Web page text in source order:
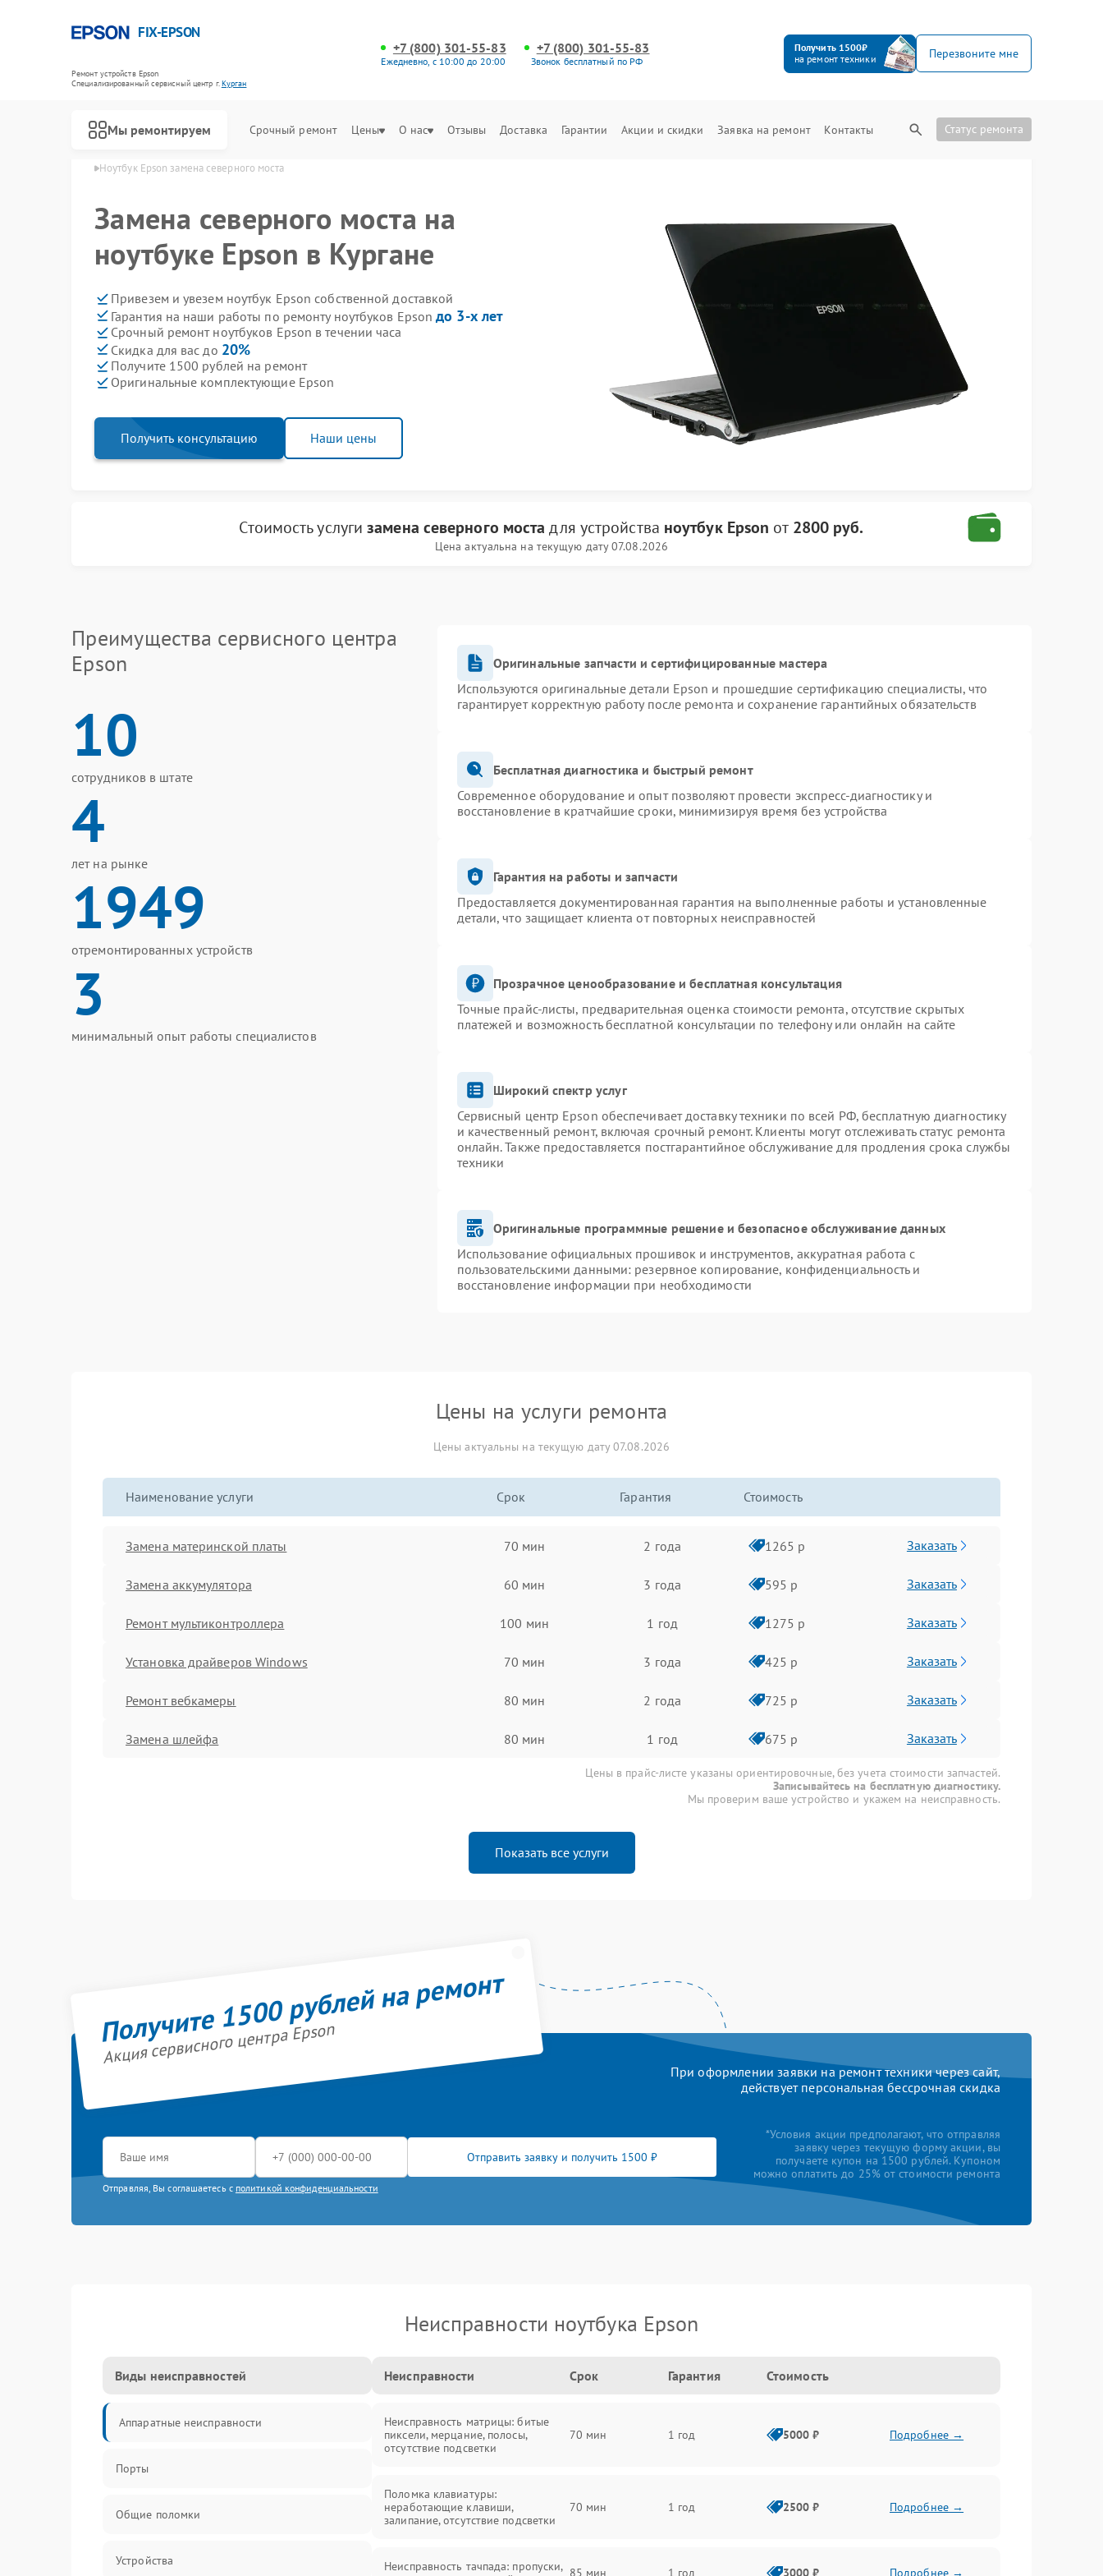
FIX-EPSON
Ремонт устройств Epson
Специализированный cервисный центр г.Курган
+7 (800) 301-55-83
Ежедневно, с 10:00 до 20:00
+7 (800) 301-55-83
Звонок бесплатный по РФ
Получить 1500₽
на ремонт техники
Перезвоните мне
Мы ремонтируем Срочный ремонт Цены О нас Отзывы Доставка Гарантии Акции и скидки Заявка на ремонт Контакты Статус ремонта
Ноутбук Epson замена северного моста
Замена северного моста на
ноутбуке Epson в Кургане
Привезем и увезем ноутбук Epson собственной доставкой
Гарантия на наши работы по ремонту ноутбуков Epsonдо 3-х лет
Срочный ремонт ноутбуков Epson в течении часа
Скидка для вас до 20%
Получите 1500 рублей на ремонт
Оригинальные комплектующие Epson
Получить консультацию Наши цены
Стоимость услугизамена северного моста для устройства ноутбук Epson от 2800 руб.
Цена актуальна на текущую дату 07.08.2026
Преимущества сервисного центра
Epson
10
сотрудников в штате
4
лет на рынке
1949
отремонтированных устройств
3
минимальный опыт работы специалистов
Оригинальные запчасти и сертифицированные мастера
Используются оригинальные детали Epson и прошедшие сертификацию специалисты, что
гарантирует корректную работу после ремонта и сохранение гарантийных обязательств
Бесплатная диагностика и быстрый ремонт
Современное оборудование и опыт позволяют провести экспресс-диагностику и
восстановление в кратчайшие сроки, минимизируя время без устройства
Гарантия на работы и запчасти
Предоставляется документированная гарантия на выполненные работы и установленные
детали, что защищает клиента от повторных неисправностей
Прозрачное ценообразование и бесплатная консультация
Точные прайс-листы, предварительная оценка стоимости ремонта, отсутствие скрытых
платежей и возможность бесплатной консультации по телефону или онлайн на сайте
Широкий спектр услуг
Сервисный центр Epson обеспечивает доставку техники по всей РФ, бесплатную диагностику
и качественный ремонт, включая срочный ремонт. Клиенты могут отслеживать статус ремонта
онлайн. Также предоставляется постгарантийное обслуживание для продления срока службы
техники
Оригинальные программные решение и безопасное обслуживание данных
Использование официальных прошивок и инструментов, аккуратная работа с
пользовательскими данными: резервное копирование, конфиденциальность и
восстановление информации при необходимости
Цены на услуги ремонта
Цены актуальны на текущую дату 07.08.2026
Наименование услуги Срок Гарантия Стоимость
Замена материнской платы 70 мин 2 года 1265 р Заказать
Замена аккумулятора 60 мин 3 года 595 р Заказать
Ремонт мультиконтроллера 100 мин 1 год 1275 р Заказать
Установка драйверов Windows 70 мин 3 года 425 р Заказать
Ремонт вебкамеры 80 мин 2 года 725 р Заказать
Замена шлейфа 80 мин 1 год 675 р Заказать
Цены в прайс-листе указаны ориентировочные, без учета стоимости запчастей.
Записывайтесь на бесплатную диагностику.
Мы проверим ваше устройство и укажем на неисправность.
Показать все услуги
Получите 1500 рублей на ремонт
Акция сервисного центра Epson
При оформлении заявки на ремонт техники через сайт,
действует персональная бессрочная скидка
Отправить заявку и получить 1500 ₽
Отправляя, Вы соглашаетесь с политикой конфиденциальности
*Условия акции предполагают, что отправляя
заявку через текущую форму акции, вы
получаете купон на 1500 рублей. Купоном
можно оплатить до 25% от стоимости ремонта
Неисправности ноутбука Epson
Виды неисправностей
Аппаратные неисправности
Порты
Общие поломки
Устройства
Неисправности Срок Гарантия Стоимость
Неисправность матрицы: битые
пиксели, мерцание, полосы,
отсутствие подсветки
70 мин 1 год 5000 ₽ Подробнее →
Поломка клавиатуры:
неработающие клавиши,
залипание, отсутствие подсветки
70 мин 1 год 2500 ₽ Подробнее →
Неисправность тачпада: пропуски, 85 мин 1 год 3000 ₽ Подробнее →